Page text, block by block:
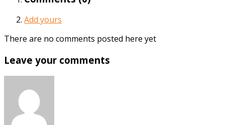
Add yours
There are no comments posted here yet
Leave your comments